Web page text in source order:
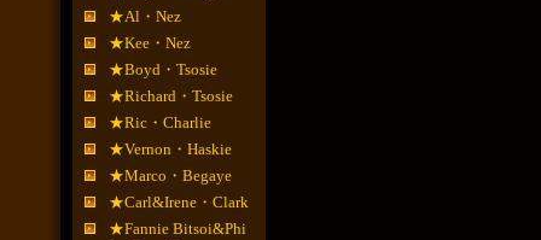
★Al・Nez
★Kee・Nez
★Boyd・Tsosie
★Richard・Tsosie
★Ric・Charlie
★Vernon・Haskie
★Marco・Begaye
★Carl&Irene・Clark
★Fannie Bitsoi&Phi